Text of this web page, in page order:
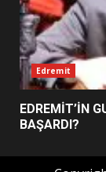
Edremit
EDREMİT’İN
BAŞARDI?